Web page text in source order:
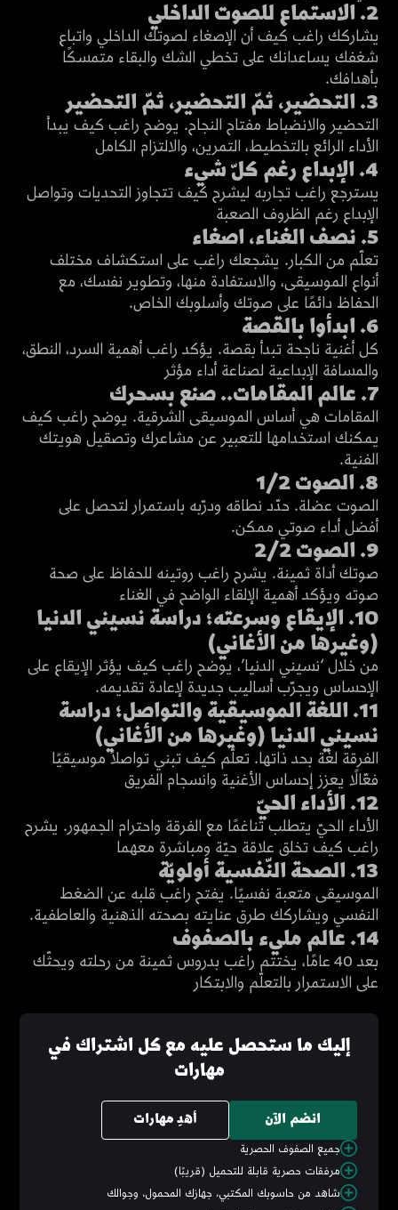
2. الاستماع للصوت الداخلي
يشاركك راغب كيف أن الإصغاء لصوتك الداخلي واتباع
شغفك يساعدانك على تخطي الشك والبقاء متمسكًا
بأهدافك.
8:58
انضم للمشاهدة
3. التحضير، ثمّ التحضير، ثمّ التحضير
التحضير والانضباط مفتاح النجاح. يوضح راغب كيف يبدأ
الأداء الرائع بالتخطيط، التمرين، والالتزام الكامل
16:20
انضم للمشاهدة
4. الإبداع رغم كلّ شيء
يسترجع راغب تجاربه ليشرح كيف تتجاوز التحديات وتواصل
الإبداع رغم الظروف الصعبة
10:57
انضم للمشاهدة
5. نصف الغناء، اصغاء
تعلّم من الكبار. يشجعك راغب على استكشاف مختلف
أنواع الموسيقى، والاستفادة منها، وتطوير نفسك، مع
الحفاظ دائمًا على صوتك وأسلوبك الخاص.
6:29
انضم للمشاهدة
6. ابدأوا بالقصة
كل أغنية ناجحة تبدأ بقصة. يؤكد راغب أهمية السرد، النطق،
والمسافة الإبداعية لصناعة أداء مؤثر
8:41
انضم للمشاهدة
7. عالم المقامات.. صنع بسحرك
المقامات هي أساس الموسيقى الشرقية. يوضح راغب كيف
يمكنك استخدامها للتعبير عن مشاعرك وتصقيل هويتك
الفنية.
8:04
8. الصوت 1/2
الصوت عضلة. حدّد نطاقه ودرّبه باستمرار لتحصل على
أفضل أداء صوتي ممكن.
8:14
انضم للمشاهدة
9. الصوت 2/2
صوتك أداة ثمينة. يشرح راغب روتينه للحفاظ على صحة
صوته ويؤكد أهمية الإلقاء الواضح في الغناء
12:05
انضم للمشاهدة
10. الإيقاع وسرعته؛ دراسة نسيني الدنيا
(وغيرها من الأغاني)
من خلال ‘نسيني الدنيا’، يوضح راغب كيف يؤثر الإيقاع على
الإحساس ويجرّب أساليب جديدة لإعادة تقديمه.
18:20
انضم للمشاهدة
11. اللغة الموسيقية والتواصل؛ دراسة
نسيني الدنيا (وغيرها من الأغاني)
الفرقة لغة بحد ذاتها. تعلّم كيف تبني تواصلاً موسيقيًا
فعّالًا يعزز إحساس الأغنية وانسجام الفريق
16:31
انضم للمشاهدة
12. الأداء الحيّ
الأداء الحيّ يتطلب تناغمًا مع الفرقة واحترام الجمهور. يشرح
راغب كيف تخلق علاقة حيّة ومباشرة معهما
13:44
انضم للمشاهدة
13. الصحة النّفسية أولويّة
الموسيقى متعبة نفسيًا. يفتح راغب قلبه عن الضغط
النفسي ويشاركك طرق عنايته بصحته الذهنية والعاطفية.
1:47
انضم للمشاهدة
14. عالم مليء بالصفوف
بعد 40 عامًا، يختتم راغب بدروس ثمينة من رحلته ويحثّك
على الاستمرار بالتعلّم والابتكار
إليك ما ستحصل عليه مع كل اشتراك في
مهارات
انضم الآن أهدِ مهارات
جميع الصفوف الحصرية
مرفقات حصرية قابلة للتحميل (قريبًا)
شاهد من حاسوبك المكتبي، جهازك المحمول، وجوالك